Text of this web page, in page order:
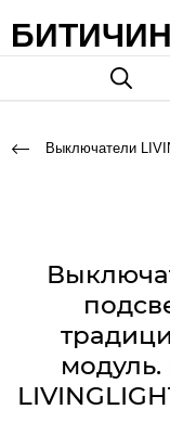
Выключатели